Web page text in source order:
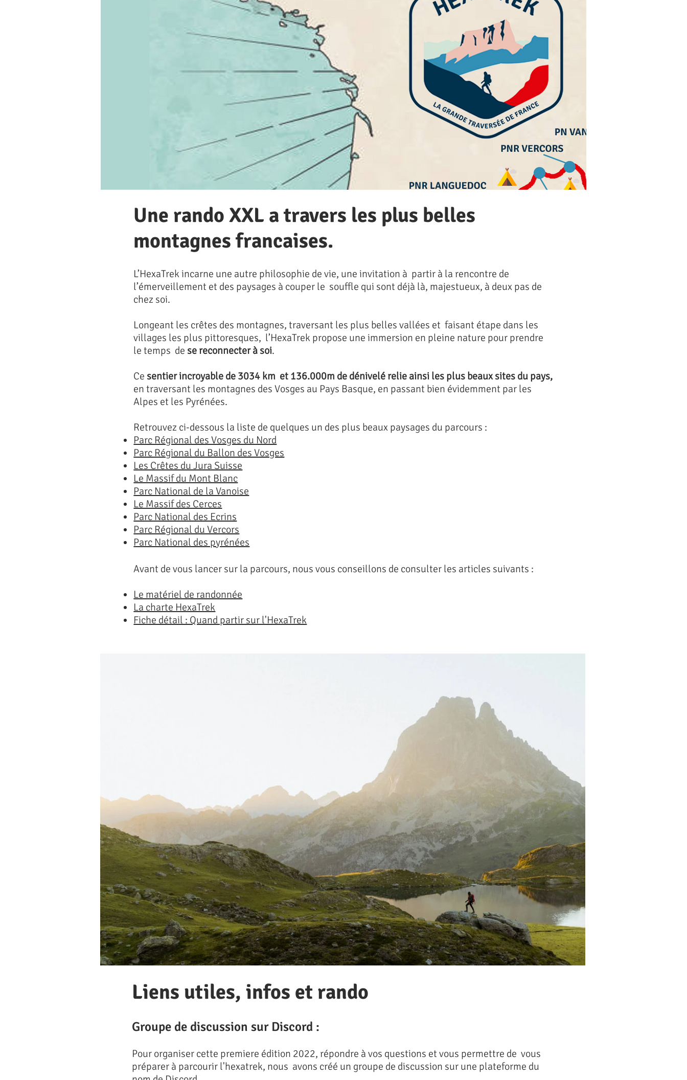
Une rando XXL a travers les plus belles
montagnes francaises.
L’HexaTrek incarne une autre philosophie de vie, une invitation à partir à la rencontre de
l’émerveillement et des paysages à couper le souffle qui sont déjà là, majestueux, à deux pas de
chez soi.
Longeant les crêtes des montagnes, traversant les plus belles vallées et faisant étape dans les
villages les plus pittoresques, l’HexaTrek propose une immersion en pleine nature pour prendre
le temps de se reconnecter à soi.
Ce sentier incroyable de 3034 km et 136.000m de dénivelé relie ainsi les plus beaux sites du pays,
en traversant les montagnes des Vosges au Pays Basque, en passant bien évidemment par les
Alpes et les Pyrénées.
Retrouvez ci-dessous la liste de quelques un des plus beaux paysages du parcours :
Parc Régional des Vosges du Nord
Parc Régional du Ballon des Vosges
Les Crêtes du Jura Suisse
Le Massif du Mont Blanc
Parc National de la Vanoise
Le Massif des Cerces
Parc National des Ecrins
Parc Régional du Vercors
Parc National des pyrénées
Avant de vous lancer sur la parcours, nous vous conseillons de consulter les articles suivants :
Le matériel de randonnée
La charte HexaTrek
Fiche détail : Quand partir sur l'HexaTrek
Liens utiles, infos et rando
Groupe de discussion sur Discord :
Pour organiser cette premiere édition 2022, répondre à vos questions et vous permettre de vous
préparer à parcourir l'hexatrek, nous avons créé un groupe de discussion sur une plateforme du